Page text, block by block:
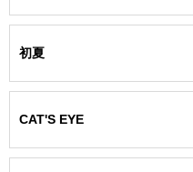
初夏
CAT'S EYE